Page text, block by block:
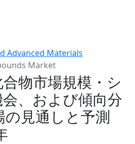
Advanced Materials
Market
物市場規模・シ
、および傾向分
見通しと予測